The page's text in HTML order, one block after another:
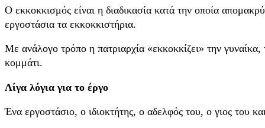
Ο εκκοκκισμός είναι η διαδικασία κατά την οποία
εργοστάσια τα εκκοκκιστήρια.
Με ανάλογο τρόπο η πατριαρχία «εκκοκκίζει» την
κομμάτι.
Λίγα λόγια για το έργο
Ένα εργοστάσιο, ο ιδιοκτήτης, ο αδελφός του, ο γιος του